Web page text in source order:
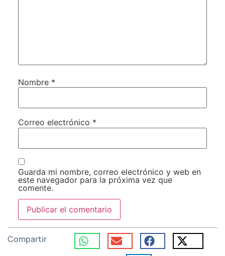
Nombre *
Correo electrónico *
Guarda mi nombre, correo electrónico y web en
este navegador para la próxima vez que
comente.
Compartir